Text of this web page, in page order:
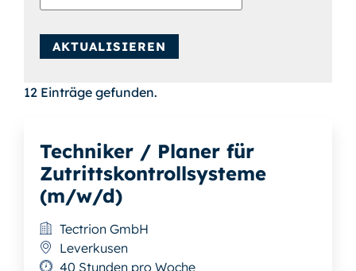
results
available
AKTUALISIEREN
12 Einträge gefunden.
Techniker / Planer für
Zutrittskontrollsysteme
(m/w/d)
Tectrion GmbH
Leverkusen
40 Stunden pro Woche